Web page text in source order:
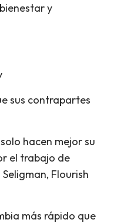
y
sus contrapartes
hacen mejor su
el trabajo de
Flourish
más rápido que